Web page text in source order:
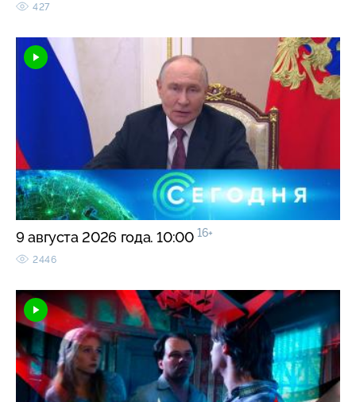
427
9 августа 2026 года. 10:00 16+
2446